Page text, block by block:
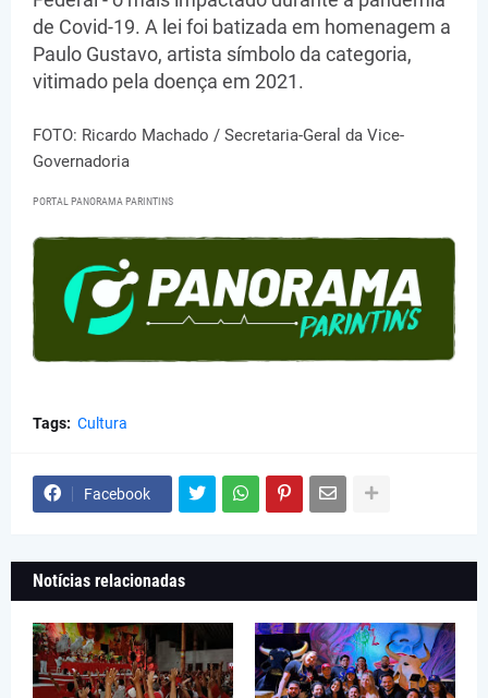
de Covid-19. A lei foi batizada em homenagem a
Paulo Gustavo, artista símbolo da categoria,
vitimado pela doença em 2021.
FOTO: Ricardo Machado / Secretaria-Geral da Vice-
Governadoria
PORTAL PANORAMA PARINTINS
Tags: Cultura
Facebook
Notícias relacionadas